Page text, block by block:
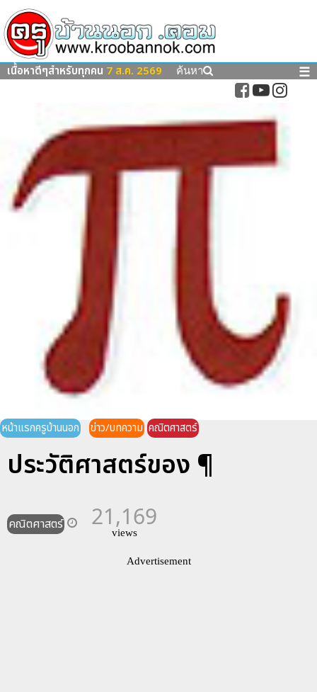
เนื้อหาดีๆสำหรับทุกคน 7 ส.ค. 2569 ค้นหา ☰
หน้าแรกครูบ้านนอก ข่าว/บทความ คณิตศาสตร์
ประวัติศาสตร์ของ ¶
คณิตศาสตร์ 21,169
views
Advertisement